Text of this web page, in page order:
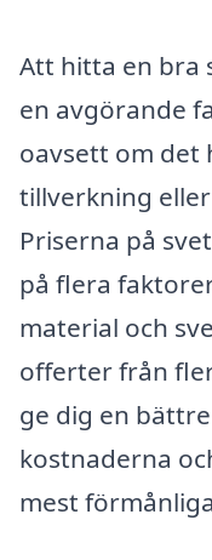
Att hitta en bra
en avgörande
oavsett om det
tillverkning
Priserna på
på flera
material och
offerter från
ge dig en
kostnaderna
mest